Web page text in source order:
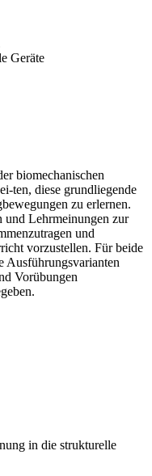
Geräte
biomechanischen
ten, diese grundliegende
zu erlernen.
und Lehrmeinungen zur
und
vorzustellen. Für beide
Ausführungsvarianten
Vorübungen
in die strukturelle